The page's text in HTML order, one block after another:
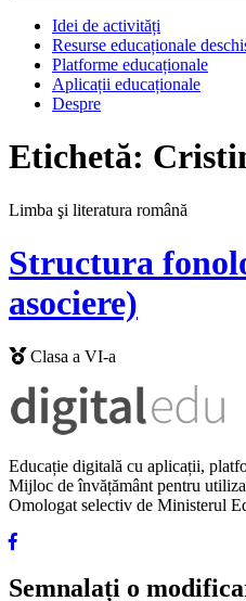
Idei de activități
Resurse educaționale
Platforme educaționale
Aplicații educaționale
Despre
Etichetă:
Limba şi literatura română
Structura
asociere)
Clasa a VI-a
Educație digitală cu aplicații,
Mijloc de învățământ pentru
Omologat selectiv de Ministerul
Semnalați o